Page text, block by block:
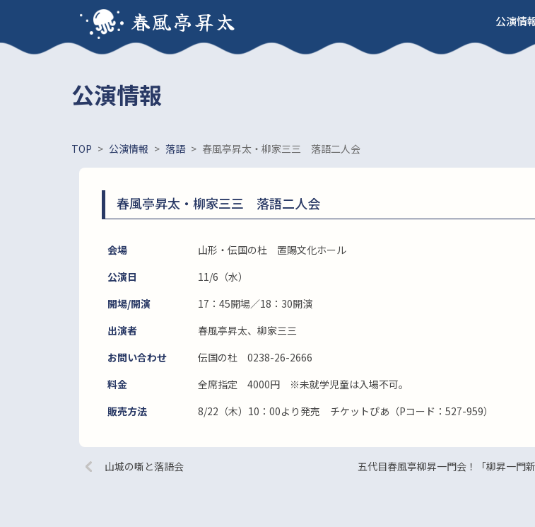
春風亭昇太 公演情
公演情報
TOP > 公演情報 > 落語 > 春風亭昇太・柳家三三 落語二人会
春風亭昇太・柳家三三 落語二人会
会場
山形・伝国の杜 置賜文化ホール
公演日
11/6（水）
開場/開演
17：45開場／18：30開演
出演者
春風亭昇太、柳家三三
お問い合わせ
伝国の杜 0238-26-2666
料金
全席指定 4000円 ※未就学児童は入場不可。
販売方法
8/22（木）10：00より発売 チケットぴあ（Pコード：527-959）
山城の噺と落語会 五代目春風亭柳昇一門会！「柳昇一門新